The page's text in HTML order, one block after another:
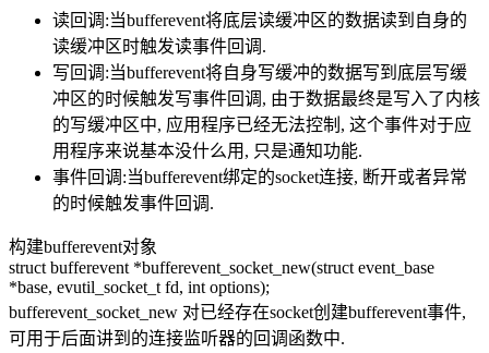
读回调:当bufferevent将底层读缓冲区的数据读到自身的
读缓冲区时触发读事件回调.
写回调:当bufferevent将自身写缓冲的数据写到底层写缓
冲区的时候触发写事件回调, 由于数据最终是写入了内核
的写缓冲区中, 应用程序已经无法控制, 这个事件对于应
用程序来说基本没什么用, 只是通知功能.
事件回调:当bufferevent绑定的socket连接, 断开或者异常
的时候触发事件回调.
构建bufferevent对象
struct bufferevent *bufferevent_socket_new(struct event_base
*base, evutil_socket_t fd, int options);
bufferevent_socket_new 对已经存在socket创建bufferevent事件,
可用于后面讲到的连接监听器的回调函数中.